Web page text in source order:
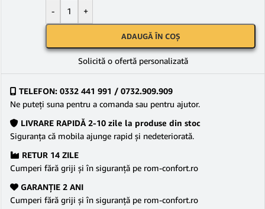
- +
ADAUGĂ ÎN COȘ
Solicită o ofertă personalizată
TELEFON: 0332 441 991 / 0732.909.909
Ne puteţi suna pentru a comanda sau pentru ajutor.
LIVRARE RAPIDĂ 2-10 zile la produse din stoc
Siguranţa că mobila ajunge rapid şi nedeteriorată.
RETUR 14 ZILE
Cumperi fără griji şi în siguranţă pe rom-confort.ro
GARANŢIE 2 ANI
Cumperi fără griji şi în siguranţă pe rom-confort.ro